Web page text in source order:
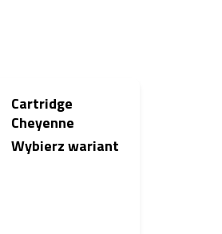
Cartridge
Cheyenne
Wybierz wariant